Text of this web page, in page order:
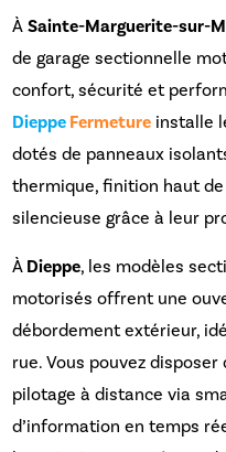
ÀSainte-Marguerite-sur-
de garage sectionnelle
confort, sécurité et
Dieppe Fermeture installe
dotés de panneaux
thermique, finition haut
silencieuse grâce à leur
À Dieppe, les modèles
motorisés offrent une
débordement extérieur,
rue. Vous pouvez
pilotage à distance via
d’information en temps